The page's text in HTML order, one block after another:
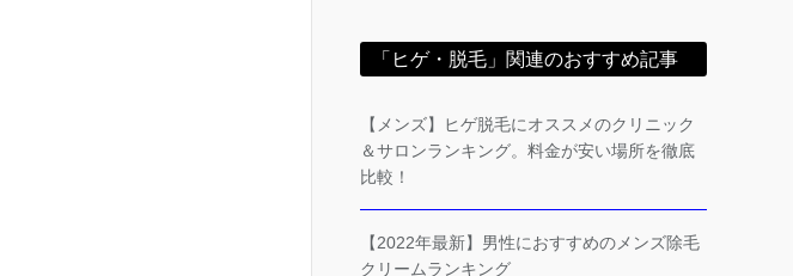
「ヒゲ・脱毛」関連のおすすめ記事
【メンズ】ヒゲ脱毛にオススメのクリニック
＆サロンランキング。料金が安い場所を徹底
比較！
【2022年最新】男性におすすめのメンズ除毛
クリームランキング